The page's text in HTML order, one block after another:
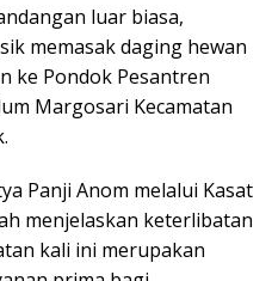
luar biasa,
memasak daging hewan
ke Pondok Pesantren
Margosari Kecamatan
Panji Anom melalui Kasat
menjelaskan keterlibatan
kali ini merupakan